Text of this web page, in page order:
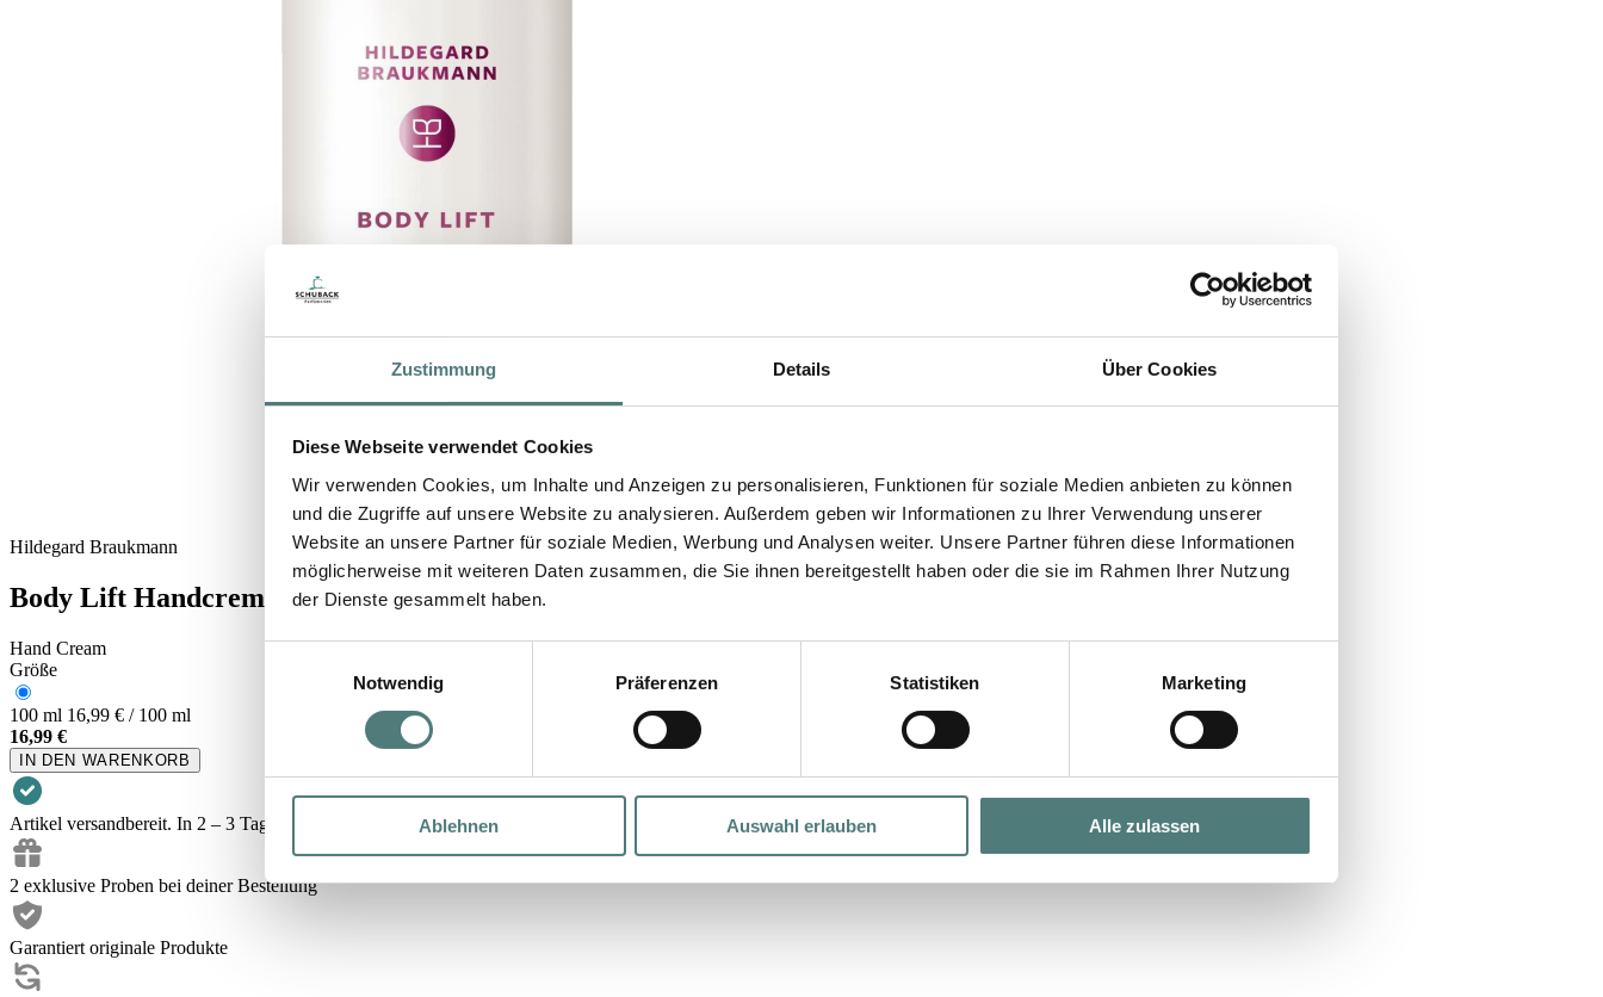
Zustimmung Details Über Cookies
Diese Webseite verwendet Cookies
Wir verwenden Cookies, um Inhalte und Anzeigen zu personalisieren, Funktionen für soziale Medien anbieten zu können
und die Zugriffe auf unsere Website zu analysieren. Außerdem geben wir Informationen zu Ihrer Verwendung unserer
Website an unsere Partner für soziale Medien, Werbung und Analysen weiter. Unsere Partner führen diese Informationen
möglicherweise mit weiteren Daten zusammen, die Sie ihnen bereitgestellt haben oder die sie im Rahmen Ihrer Nutzung
der Dienste gesammelt haben.
Notwendig
Präferenzen Statistiken Marketing
Ablehnen Auswahl erlauben Alle zulassen
Hildegard Braukmann
Body Lift Handcreme Anti-Age
Hand Cream
Größe
100 ml 16,99 € / 100 ml
16,99 €
IN DEN WARENKORB
Artikel versandbereit. In 2 – 3 Tagen bei dir.
2 exklusive Proben bei deiner Bestellung
Garantiert originale Produkte